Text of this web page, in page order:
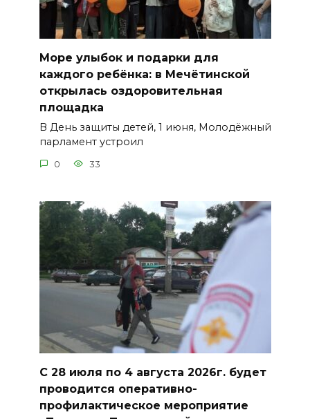
Море улыбок и подарки для
каждого ребёнка: в Мечётинской
открылась оздоровительная
площадка
В День защиты детей, 1 июня, Молодёжный
парламент устроил
0 33
С 28 июля по 4 августа 2026г. будет
проводится оперативно-
профилактическое мероприятие